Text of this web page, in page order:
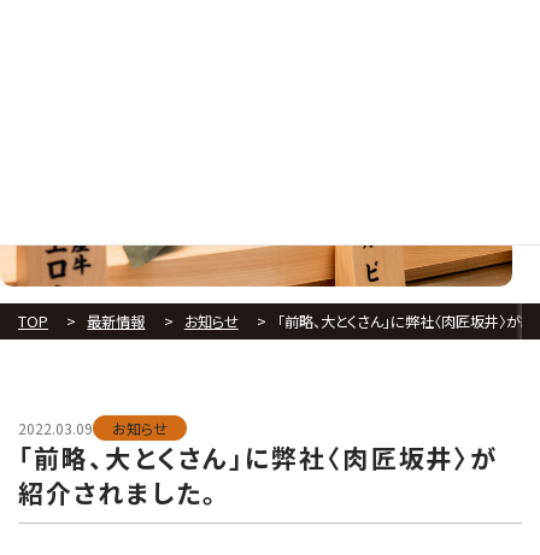
TOP 最新情報 お知らせ 「前略、大とくさん」に弊社〈肉匠坂井〉が
2022.03.09 お知らせ
「前略、大とくさん」に弊社〈肉匠坂井〉が
紹介されました。